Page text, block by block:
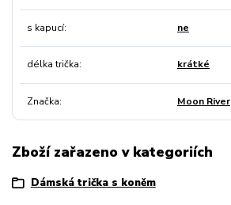
s kapucí ne
délka trička krátké
Značka Moon River
Zboží zařazeno v kategoriích
Dámská trička s koněm